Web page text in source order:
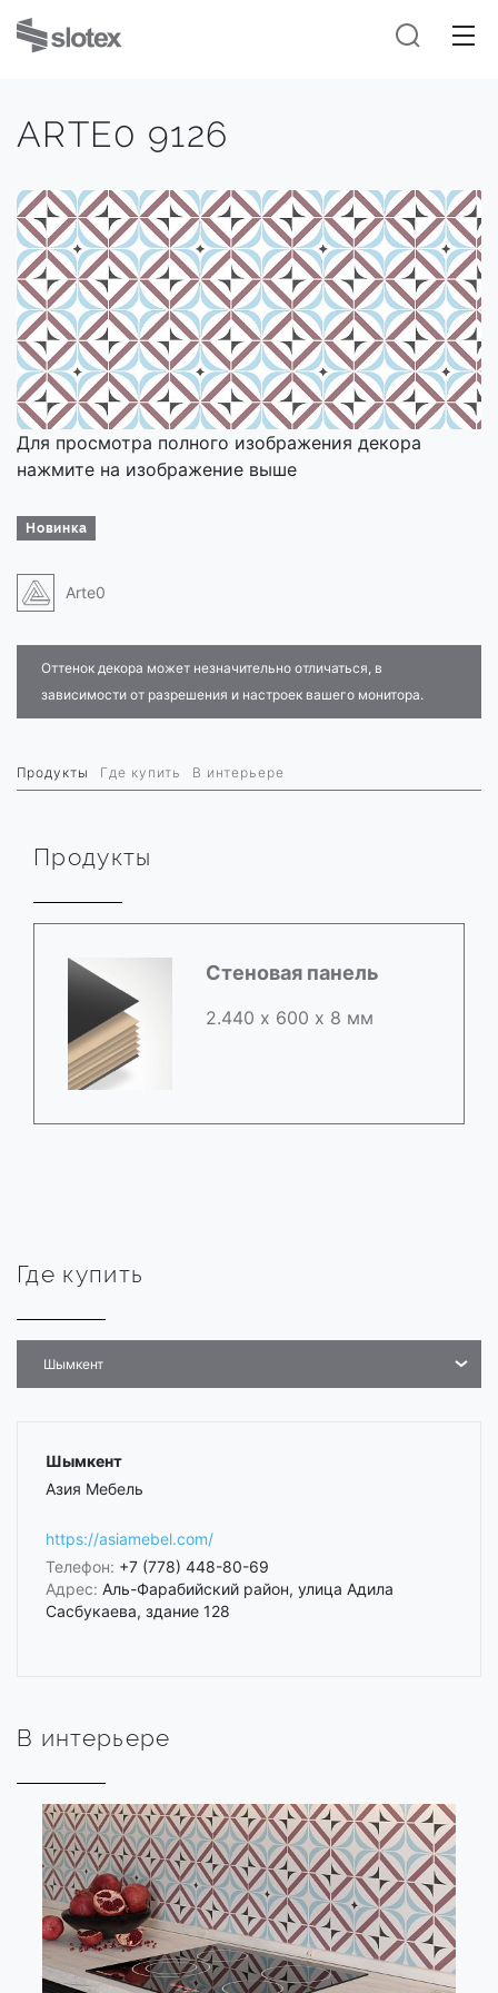
ARTE0 9126
Для просмотра полного изображения декора
нажмите на изображение выше
Новинка
Arte0
Оттенок декора может незначительно отличаться, в
зависимости от разрешения и настроек вашего монитора.
Продукты Где купить В интерьере
Продукты
Стеновая панель
2.440 х 600 х 8 мм
Где купить
Шымкент
Шымкент
Азия Мебель
https://asiamebel.com/
Телефон: +7 (778) 448-80-69
Адрес: Аль-Фарабийский район, улица Адила
Сасбукаева, здание 128
В интерьере